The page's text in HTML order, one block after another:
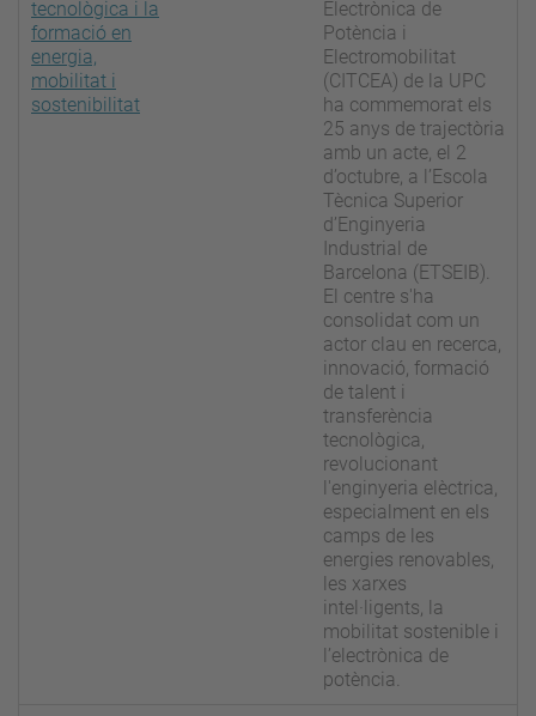
tecnològica i la
formació en
energia,
mobilitat i
sostenibilitat
Electrònica de
Potència i
Electromobilitat
(CITCEA) de la UPC
ha commemorat els
25 anys de trajectòria
amb un acte, el 2
d’octubre, a l’Escola
Tècnica Superior
d’Enginyeria
Industrial de
Barcelona (ETSEIB).
El centre s'ha
consolidat com un
actor clau en recerca,
innovació, formació
de talent i
transferència
tecnològica,
revolucionant
l'enginyeria elèctrica,
especialment en els
camps de les
energies renovables,
les xarxes
intel·ligents, la
mobilitat sostenible i
l’electrònica de
potència.